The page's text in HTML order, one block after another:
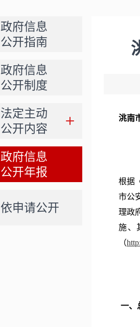
政府信息
公开指南
政府信息
公开制度
法定主动
公开内容
政府信息
公开年报
依申请公开
洮南
根据
市公
理政
施、
（
一、